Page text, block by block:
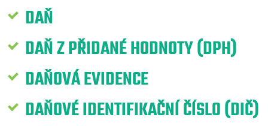
DAŇ
DAŇ Z PŘIDANÉ HODNOTY (DPH)
DAŇOVÁ EVIDENCE
DAŇOVÉ IDENTIFIKAČNÍ ČÍSLO (DIČ)